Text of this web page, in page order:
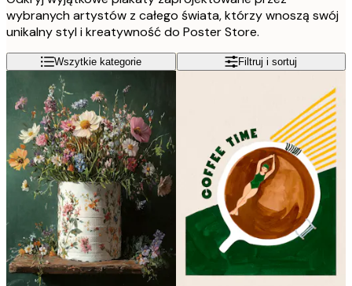
wybranych artystów z całego świata, którzy wnoszą swój
unikalny styl i kreatywność do Poster Store.
Wszytkie kategorie Filtruj i sortuj